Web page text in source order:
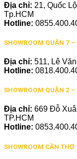
Địa chỉ: 21, Quốc
Tp.HCM
Hotline:
SHOWROOM QUẬN 7 –
Địa chỉ: 511, Lê
Hotline:
SHOWROOM QUẬN 2
Địa chỉ: 669 Đỗ
TP.HCM
Hotline:
SHOWROOM CẦN THƠ: